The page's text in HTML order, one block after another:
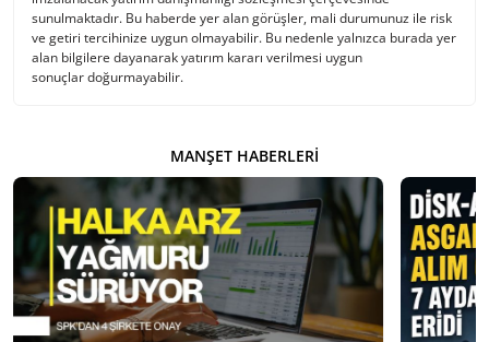
sunulmaktadır. Bu haberde yer alan görüşler, mali durumunuz ile risk
ve getiri tercihinize uygun olmayabilir. Bu nedenle yalnızca burada yer
alan bilgilere dayanarak yatırım kararı verilmesi uygun
sonuçlar doğurmayabilir.
MANŞET HABERLERI